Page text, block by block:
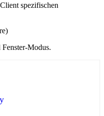
spezifischen
Modus.